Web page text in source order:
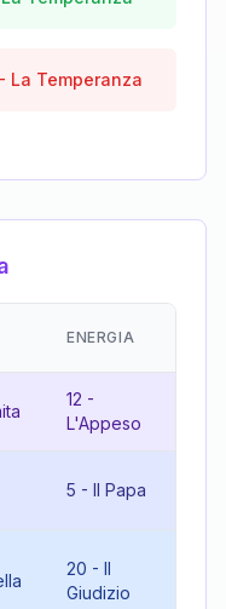
- La Temperanza
ENERGIA
12 -
L'Appeso
5 - Il Papa
20 - Il
Giudizio